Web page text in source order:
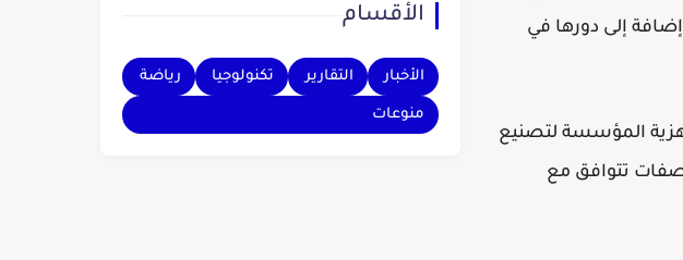
إلى دورها في
المؤسسة لتصنيع
تتوافق مع
الأقسام
الأخبار التقارير تكنولوجيا رياضة
منوعات